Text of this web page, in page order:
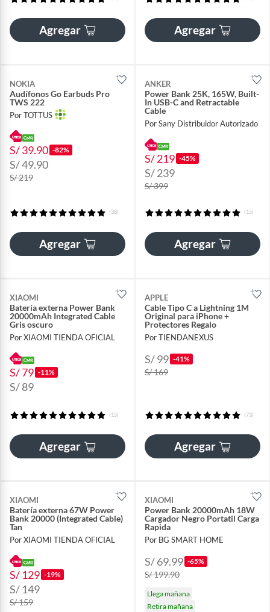
Agregar Agregar
NOKIA
Audífonos Go Earbuds Pro
TWS 222
Por TOTTUS
S/ 39.90 -82%
S/ 49.90
S/ 219
(38)
Agregar
ANKER
Power Bank 25K, 165W, Built-
In USB-C and Retractable
Cable
Por Sany Distribuidor Autorizado
S/ 219 -45%
S/ 239
S/ 399
(15)
Agregar
XIAOMI
Batería externa Power Bank
20000mAh Integrated Cable
Gris oscuro
Por XIAOMI TIENDA OFICIAL
S/ 79 -11%
S/ 89
(15)
Agregar
APPLE
Cable Tipo C a Lightning 1M
Original para iPhone +
Protectores Regalo
Por TIENDANEXUS
S/ 99 -41%
S/ 169
(73)
Agregar
XIAOMI
Batería externa 67W Power
Bank 20000 (Integrated Cable)
Tan
Por XIAOMI TIENDA OFICIAL
S/ 129 -19%
S/ 149
S/ 159
XIAOMI
Power Bank 20000mAh 18W
Cargador Negro Portatil Carga
Rapida
Por BG SMART HOME
S/ 69.99 -65%
S/ 199.90
Llega mañana
Retira mañana